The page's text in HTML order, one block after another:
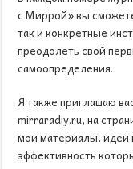
с Миррой» вы
так и конкретные
преодолеть свой
самоопределения.
Я также приглашаю
mirraradiy.ru, на
мои материалы, идеи
эффективность